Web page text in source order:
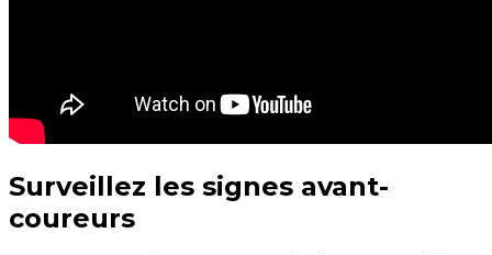
Surveillez les signes avant-
coureurs